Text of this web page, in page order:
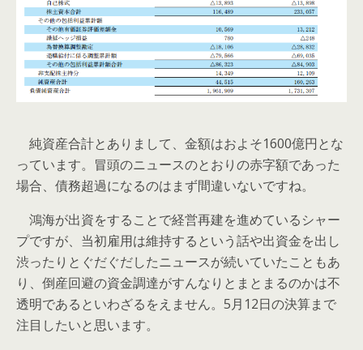
純資産合計とありまして、金額はおよそ1600億円とな
っています。冒頭のニュースのとおりの赤字額であった
場合、債務超過になるのはまず間違いないですね。
鴻海が出資をすることで経営再建を進めているシャー
プですが、当初雇用は維持するという話や出資金を出し
渋ったりとぐだぐだしたニュースが続いていたこともあ
り、倒産回避の資金調達がすんなりとまとまるのかは不
透明であるといわざるをえません。5月12日の決算まで
注目したいと思います。